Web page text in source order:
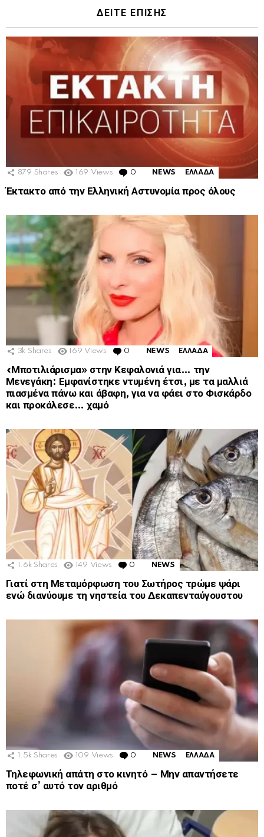
ΔΕΙΤΕ ΕΠΙΣΗΣ
879 Shares 169 Views 0 Comments
NEWS ΕΛΛΑΔΑ
Έκτακτο από την Ελληνική Αστυνομία προς όλους
3k Shares 169 Views 0 Comments
NEWS ΕΛΛΑΔΑ
«Μποτιλιάρισμα» στην Κεφαλονιά για… την
Μενεγάκη: Εμφανίστηκε ντυμένη έτσι, με τα μαλλιά
πιασμένα πάνω και άβαφη, για να φάει στο Φισκάρδο
και προκάλεσε… χαμό
1.6k Shares 149 Views 0 Comments
NEWS
Γιατί στη Μεταμόρφωση του Σωτήρος τρώμε ψάρι
ενώ διανύουμε τη νηστεία του Δεκαπενταύγουστου
1.5k Shares 109 Views 0 Comments
NEWS ΕΛΛΑΔΑ
Τηλεφωνική απάτη στο κινητό – Μην απαντήσετε
ποτέ σ’ αυτό τον αριθμό